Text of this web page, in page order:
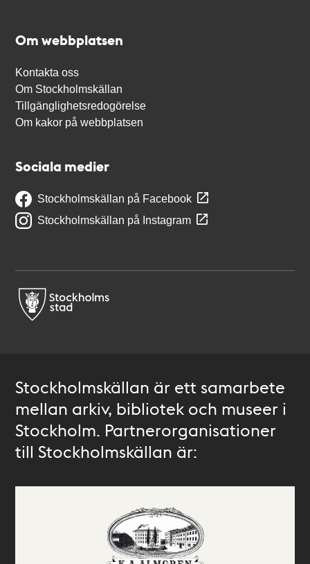
Om webbplatsen
Kontakta oss
Om Stockholmskällan
Tillgänglighetsredogörelse
Om kakor på webbplatsen
Sociala medier
Stockholmskällan på Facebook
Stockholmskällan på Instagram
Stockholmskällan är ett samarbete
mellan arkiv, bibliotek och museer i
Stockholm. Partnerorganisationer
till Stockholmskällan är: